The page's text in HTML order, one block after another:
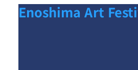
Enoshima Art